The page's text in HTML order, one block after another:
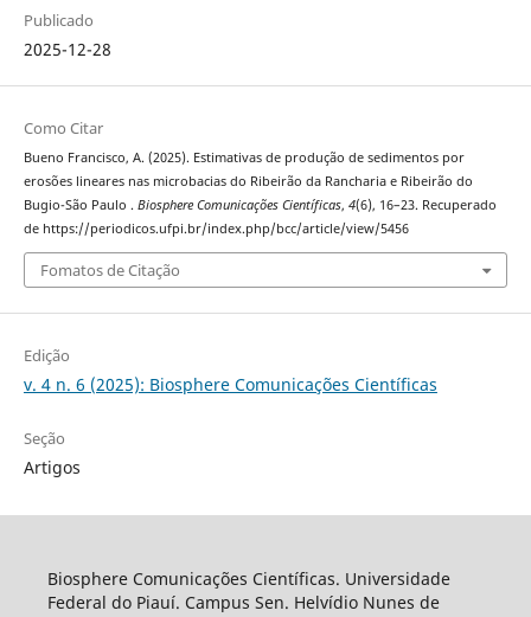
Publicado
2025-12-28
Como Citar
Bueno Francisco, A. (2025). Estimativas de produção de sedimentos por
erosões lineares nas microbacias do Ribeirão da Rancharia e Ribeirão do
Bugio-São Paulo . Biosphere Comunicações Científicas, 4(6), 16–23. Recuperado
de https://periodicos.ufpi.br/index.php/bcc/article/view/5456
Fomatos de Citação
Edição
v. 4 n. 6 (2025): Biosphere Comunicações Científicas
Seção
Artigos
Biosphere Comunicações Científicas. Universidade
Federal do Piauí. Campus Sen. Helvídio Nunes de